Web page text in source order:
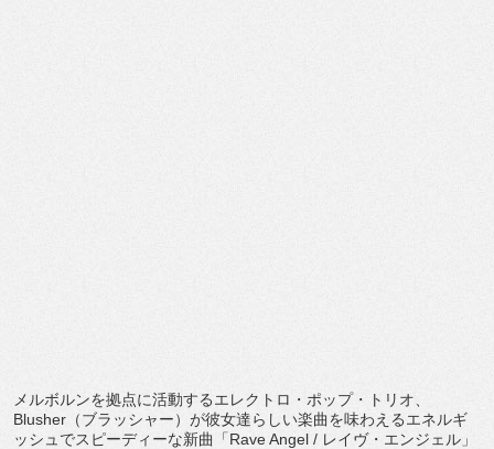
メルボルンを拠点に活動するエレクトロ・ポップ・トリオ、
Blusher（ブラッシャー） が彼女達らしい楽曲を味わえるエネルギ
ッシュでスピーディーな新曲「Rave Angel / レイヴ・エンジェル」